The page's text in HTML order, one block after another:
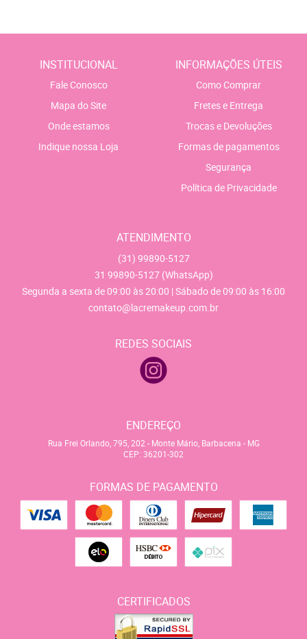
INSTITUCIONAL
Fale Conosco
Mapa do Site
Onde estamos
Indique nossa Loja
INFORMAÇÕES ÚTEIS
Como Comprar
Fretes e Entrega
Trocas e Devoluções
Formas de pagamentos
Segurança
Política de Privacidade
ATENDIMENTO
(31) 99890-5127
31 99890-5127 (WhatsApp)
Segunda a sexta de 09:00 às 20:00 | Sábado de 09:00 às 16:00
contato@lacremakeup.com.br
REDES SOCIAIS
ENDEREÇO
Rua Frei Orlando, 795, 202 - Monte Mário, Barbacena - MG
CEP: 36201-302
FORMAS DE PAGAMENTO
CERTIFICADOS